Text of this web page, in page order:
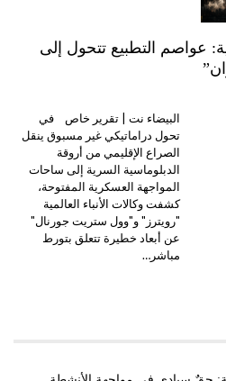
عواصم التطبيع تتحول إلى
البيضاء نت | تقرير خاص في
تحول دراماتيكي غير مسبوق ينقل
الصراع الإقليمي من أروقة
الدبلوماسية السرية إلى ساحات
المواجهة العسكرية المفتوحة،
كشفت وكالات الأنباء العالمية
"رويترز" و"وول ستريت جورنال"
عن أبعاد خطيرة تتعلق بتورط
مباشر…